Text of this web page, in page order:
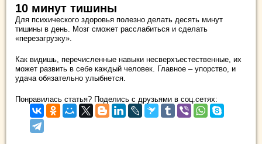
10 минут тишины
Для психического здоровья полезно делать десять минут
тишины в день. Мозг сможет расслабиться и сделать
«перезагрузку».
Как видишь, перечисленные навыки несверхъестественные, их
может развить в себе каждый человек. Главное – упорство, и
удача обязательно улыбнется.
Понравилась статья? Поделись с друзьями в соц.сетях: